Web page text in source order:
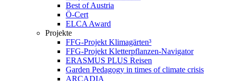
Best of Austria
Ö-Cert
ELCA Award
Projekte
FFG-Projekt Klimagärten³
FFG-Projekt Kletterpflanzen-Navigator
ERASMUS PLUS Reisen
Garden Pedagogy in times of climate crisis
ARCADIA